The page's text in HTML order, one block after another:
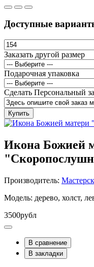
Доступные
Заказать другой размер
Подарочная упаковка
Сделать Персональный
Купить
Икона Божией
Производитель:
Модель: дерево, холст,
3500рубл
В сравнение
В закладки